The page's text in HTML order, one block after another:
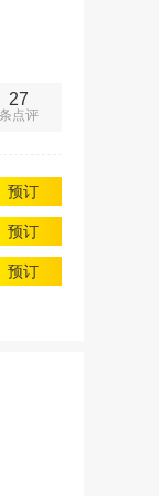
27
条点评
预订
预订
预订